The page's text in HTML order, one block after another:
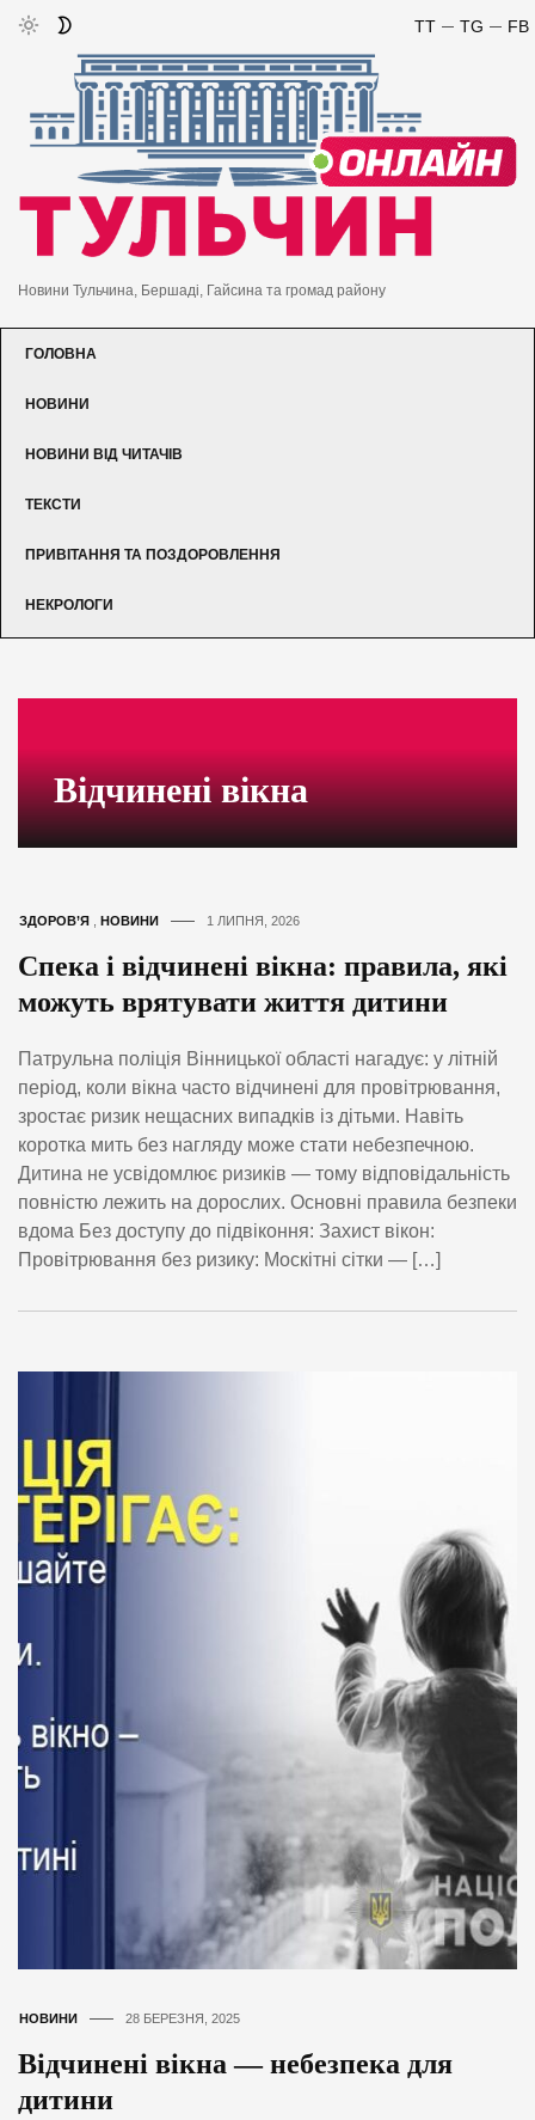
FB
TG
TT
Новини Тульчина, Бершаді, Гайсина та громад району
ГОЛОВНА
НОВИНИ
НОВИНИ ВІД ЧИТАЧІВ
ТЕКСТИ
ПРИВІТАННЯ ТА ПОЗДОРОВЛЕННЯ
НЕКРОЛОГИ
Відчинені вікна
ЗДОРОВ’Я НОВИНИ 1 ЛИПНЯ, 2026
Спека і відчинені вікна: правила, які
можуть врятувати життя дитини
Патрульна поліція Вінницької області нагадує: у літній
період, коли вікна часто відчинені для провітрювання,
зростає ризик нещасних випадків із дітьми. Навіть
коротка мить без нагляду може стати небезпечною.
Дитина не усвідомлює ризиків — тому відповідальність
повністю лежить на дорослих. Основні правила безпеки
вдома Без доступу до підвіконня: Захист вікон:
Провітрювання без ризику: Москітні сітки — […]
НОВИНИ 28 БЕРЕЗНЯ, 2025
Відчинені вікна — небезпека для
дитини